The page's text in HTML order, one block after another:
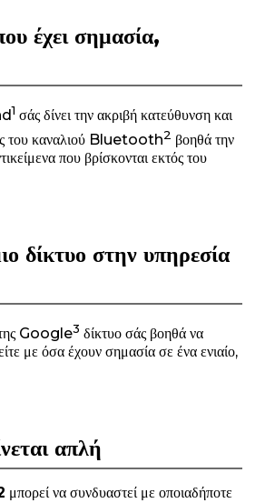
έχει σημασία,
1 σάς δίνει την ακριβή κατεύθυνση και
του καναλιού Bluetooth2 βοηθά την
που βρίσκονται εκτός του
δίκτυο στην υπηρεσία
Google3 δίκτυο σάς βοηθά να
με όσα έχουν σημασία σε ένα ενιαίο,
απλή
μπορεί να συνδυαστεί με οποιαδήποτε